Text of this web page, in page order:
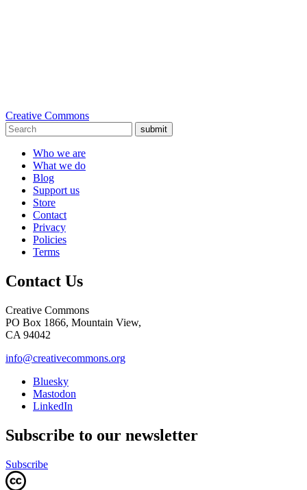
Creative Commons
submit
Who we are
What we do
Blog
Support us
Store
Contact
Privacy
Policies
Terms
Contact Us
Creative Commons
PO Box 1866, Mountain View,
CA 94042
info@creativecommons.org
Bluesky
Mastodon
LinkedIn
Subscribe to our newsletter
Subscribe